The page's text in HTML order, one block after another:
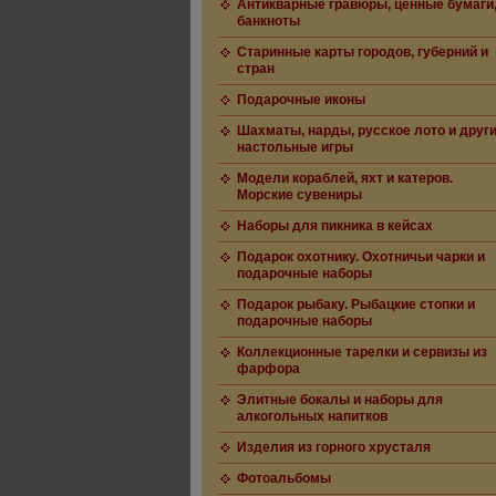
Антикварные гравюры, ценные бумаги,
банкноты
Старинные карты городов, губерний и
стран
Подарочные иконы
Шахматы, нарды, русское лото и
настольные игры
Модели кораблей, яхт и катеров.
Морские сувениры
Наборы для пикника в кейсах
Подарок охотнику. Охотничьи чарки и
подарочные наборы
Подарок рыбаку. Рыбацкие стопки и
подарочные наборы
Коллекционные тарелки и сервизы из
фарфора
Элитные бокалы и наборы для
алкогольных напитков
Изделия из горного хрусталя
Фотоальбомы